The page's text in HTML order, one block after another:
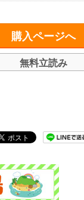
購入ページへ
無料立読み